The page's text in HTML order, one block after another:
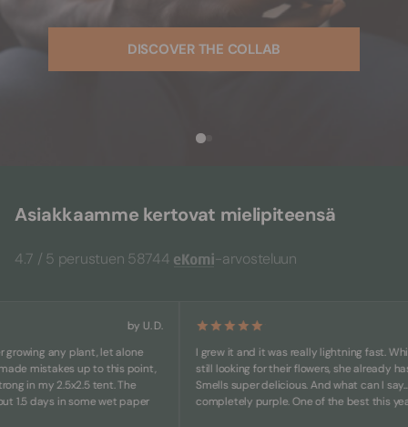
DISCOVER THE COLLAB
Asiakkaamme kertovat mielipiteensä
4.7 / 5 perustuen 58744 -arvosteluun
by U. D.
any plant, let alone
mistakes up to this point,
my 2.5x2.5 tent. The
days in some wet paper
I grew it and it was really lightning fast. While
still looking for their flowers, she already has big
Smells super delicious. And what can I say...
completely purple. One of the best this year.